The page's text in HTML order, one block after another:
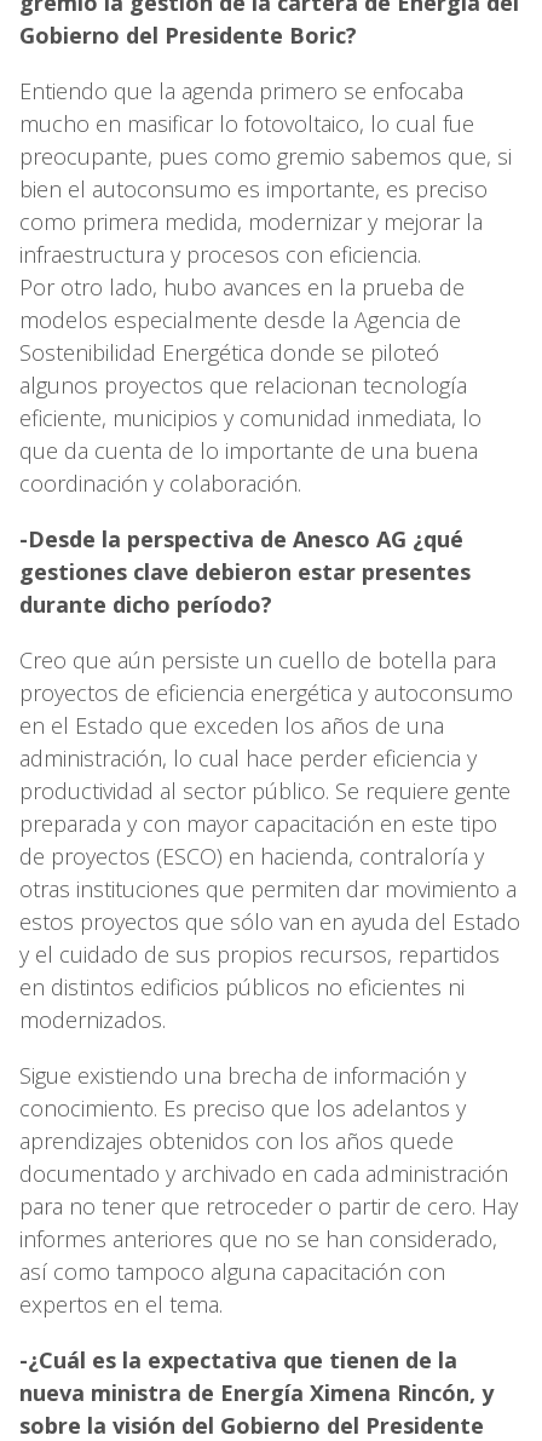
Gobierno del Presidente Boric?
Entiendo que la agenda primero se enfocaba
mucho en masificar lo fotovoltaico, lo cual fue
preocupante, pues como gremio sabemos que, si
bien el autoconsumo es importante, es preciso
como primera medida, modernizar y mejorar la
infraestructura y procesos con eficiencia.
Por otro lado, hubo avances en la prueba de
modelos especialmente desde la Agencia de
Sostenibilidad Energética donde se piloteó
algunos proyectos que relacionan tecnología
eficiente, municipios y comunidad inmediata, lo
que da cuenta de lo importante de una buena
coordinación y colaboración.
-Desde la perspectiva de Anesco AG ¿qué
gestiones clave debieron estar presentes
durante dicho período?
Creo que aún persiste un cuello de botella para
proyectos de eficiencia energética y autoconsumo
en el Estado que exceden los años de una
administración, lo cual hace perder eficiencia y
productividad al sector público. Se requiere gente
preparada y con mayor capacitación en este tipo
de proyectos (ESCO) en hacienda, contraloría y
otras instituciones que permiten dar movimiento a
estos proyectos que sólo van en ayuda del Estado
y el cuidado de sus propios recursos, repartidos
en distintos edificios públicos no eficientes ni
modernizados.
Sigue existiendo una brecha de información y
conocimiento. Es preciso que los adelantos y
aprendizajes obtenidos con los años quede
documentado y archivado en cada administración
para no tener que retroceder o partir de cero. Hay
informes anteriores que no se han considerado,
así como tampoco alguna capacitación con
expertos en el tema.
-¿Cuál es la expectativa que tienen de la
nueva ministra de Energía Ximena Rincón, y
sobre la visión del Gobierno del Presidente